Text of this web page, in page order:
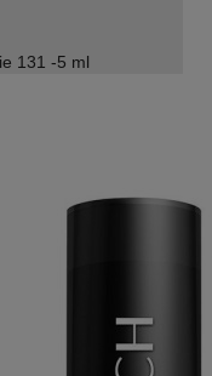
131 -5 ml